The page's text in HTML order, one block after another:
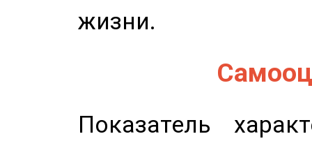
жизни.
Показатель